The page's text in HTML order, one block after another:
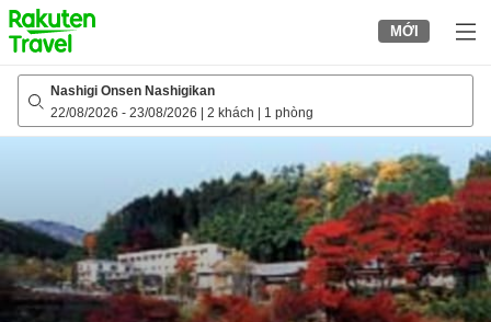
to
top
page
MỚI
Nashigi Onsen Nashigikan
22/08/2026 - 23/08/2026 2 khách 1 phòng